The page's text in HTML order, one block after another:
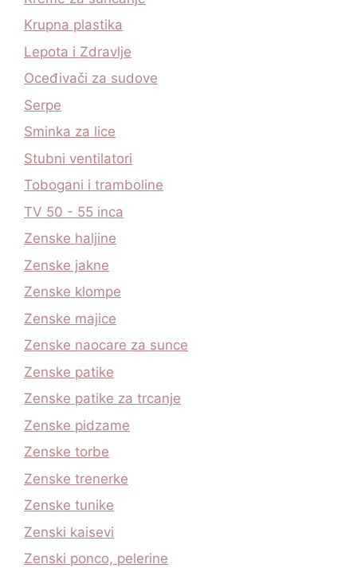
Krupna plastika
Lepota i Zdravlje
Oceđivači za sudove
Serpe
Sminka za lice
Stubni ventilatori
Tobogani i tramboline
TV 50 - 55 inca
Zenske haljine
Zenske jakne
Zenske klompe
Zenske majice
Zenske naocare za sunce
Zenske patike
Zenske patike za trcanje
Zenske pidzame
Zenske torbe
Zenske trenerke
Zenske tunike
Zenski kaisevi
Zenski ponco, pelerine